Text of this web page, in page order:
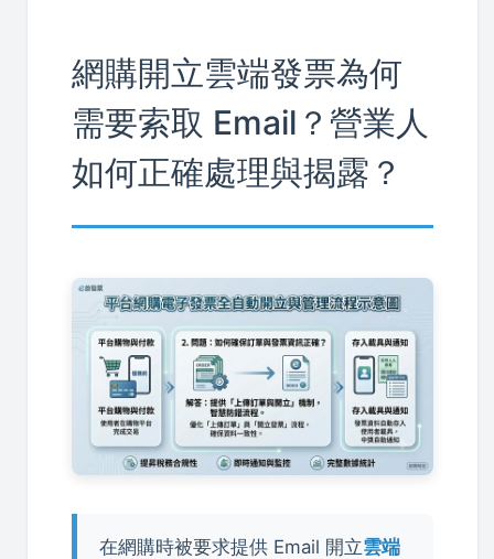
網購開立雲端發票為何
需要索取 Email？營業人
如何正確處理與揭露？
在網購時被要求提供 Email 開立雲端